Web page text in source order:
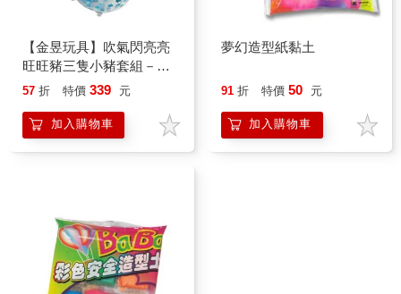
【金昱玩具】吹氣閃亮亮
旺旺豬三隻小豬套組－特
殊設計 特殊開模 台灣獨家
57 折 特價 339 元
加入購物車
夢幻造型紙黏土
91 折 特價 50 元
加入購物車